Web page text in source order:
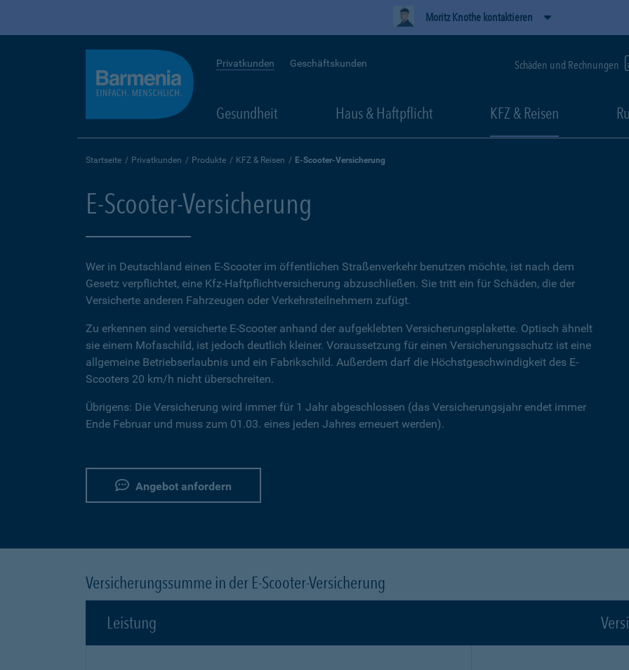
Moritz Knothe kontaktieren
Privatkunden Geschäftskunden Schäden und Rechnungen
Gesundheit Haus & Haftpflicht KFZ & Reisen
Startseite Privatkunden Produkte KFZ & Reisen E-Scooter-Versicherung
E-Scooter-Versicherung
Wer in Deutschland einen E-Scooter im öffentlichen Straßenverkehr benutzen möchte, ist nach dem
Gesetz verpflichtet, eine Kfz-Haftpflichtversicherung abzuschließen. Sie tritt ein für Schäden, die der
Versicherte anderen Fahrzeugen oder Verkehrsteilnehmern zufügt.
Zu erkennen sind versicherte E-Scooter anhand der aufgeklebten Versicherungsplakette. Optisch ähnelt
sie einem Mofaschild, ist jedoch deutlich kleiner. Voraussetzung für einen Versicherungsschutz ist eine
allgemeine Betriebserlaubnis und ein Fabrikschild. Außerdem darf die Höchstgeschwindigkeit des E-
Scooters 20 km/h nicht überschreiten.
Übrigens: Die Versicherung wird immer für 1 Jahr abgeschlossen (das Versicherungsjahr endet immer
Ende Februar und muss zum 01.03. eines jeden Jahres erneuert werden).
Angebot anfordern
Versicherungssumme in der E-Scooter-Versicherung
Leistung